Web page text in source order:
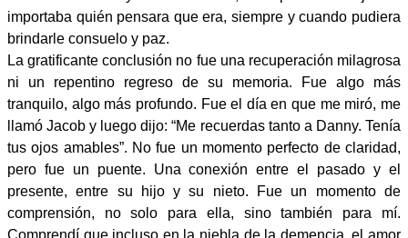
importaba quién pensara que era, siempre y cuando pudiera
brindarle consuelo y paz.
La gratificante conclusión no fue una recuperación milagrosa
ni un repentino regreso de su memoria. Fue algo más
tranquilo, algo más profundo. Fue el día en que me miró, me
llamó Jacob y luego dijo: “Me recuerdas tanto a Danny. Tenía
tus ojos amables”. No fue un momento perfecto de claridad,
pero fue un puente. Una conexión entre el pasado y el
presente, entre su hijo y su nieto. Fue un momento de
comprensión, no solo para ella, sino también para mí.
Comprendí que incluso en la niebla de la demencia, el amor